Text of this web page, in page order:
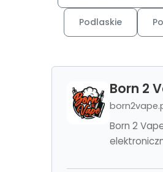
Podlaskie
Born 2
Born 2